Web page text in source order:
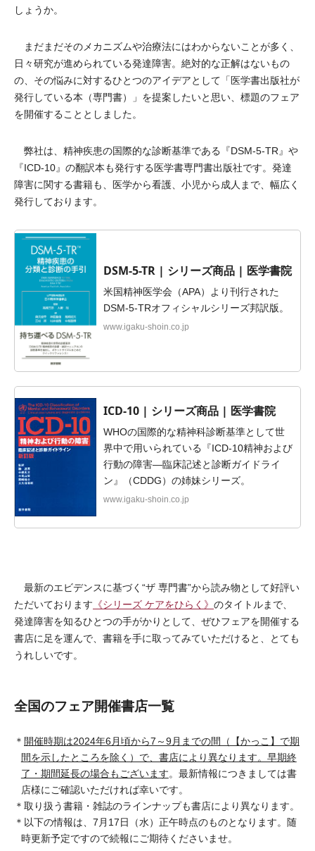
しょうか。
まだまだそのメカニズムや治療法にはわからないことが多く、
日々研究が進められている発達障害。絶対的な正解はないもの
の、その悩みに対するひとつのアイデアとして「医学書出版社が
発行している本（専門書）」を提案したいと思い、標題のフェア
を開催することとしました。
弊社は、精神疾患の国際的な診断基準である『DSM-5-TR』や
『ICD-10』の翻訳本も発行する医学書専門書出版社です。発達
障害に関する書籍も、医学から看護、小児から成人まで、幅広く
発行しております。
DSM-5-TR | シリーズ商品 | 医学書院
米国精神医学会（APA）より刊行された
DSM-5-TRオフィシャルシリーズ邦訳版。
www.igaku-shoin.co.jp
ICD-10 | シリーズ商品 | 医学書院
WHOの国際的な精神科診断基準として世
界中で用いられている『ICD-10精神および
行動の障害―臨床記述と診断ガイドライ
ン』（CDDG）の姉妹シリーズ。
www.igaku-shoin.co.jp
最新のエビデンスに基づく“ザ 専門書”から読み物として好評い
ただいております 《シリーズ ケアをひらく》 のタイトルまで、
発達障害を知るひとつの手がかりとして、ぜひフェアを開催する
書店に足を運んで、書籍を手に取ってみていただけると、とても
うれしいです。
全国のフェア開催書店一覧
＊ 開催時期は2024年6月頃から7～9月までの間（【かっこ】で期
間を示したところを除く）で、書店により異なります。早期終
了・期間延長の場合もございます。最新情報につきましては書
店様にご確認いただければ幸いです。
＊取り扱う書籍・雑誌のラインナップも書店により異なります。
＊以下の情報は、7月17日（水）正午時点のものとなります。随
時更新予定ですので続報にご期待くださいませ。